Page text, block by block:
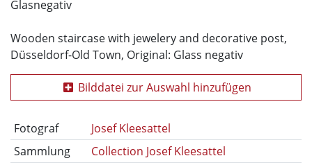
Glasnegativ
Wooden staircase with jewelery and decorative post,
Düsseldorf-Old Town, Original: Glass negativ
Bilddatei zur Auswahl hinzufügen
Fotograf
Josef Kleesattel
Sammlung
Collection Josef Kleesattel